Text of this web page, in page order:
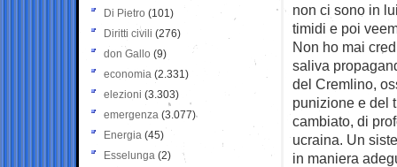
non ci sono in
timidi e poi
Non ho mai
saliva
del Cremlino,
punizione e del
cambiato, di
ucraina. Un
in maniera
Di Pietro (101)
Diritti civili (276)
don Gallo (9)
economia (2.331)
elezioni (3.303)
emergenza (3.077)
Energia (45)
Esselunga (2)